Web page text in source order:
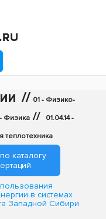
// 01 - Физико-
Физика // 01.04.14 -
теплотехника
каталогу
в системах
Западной Сибири